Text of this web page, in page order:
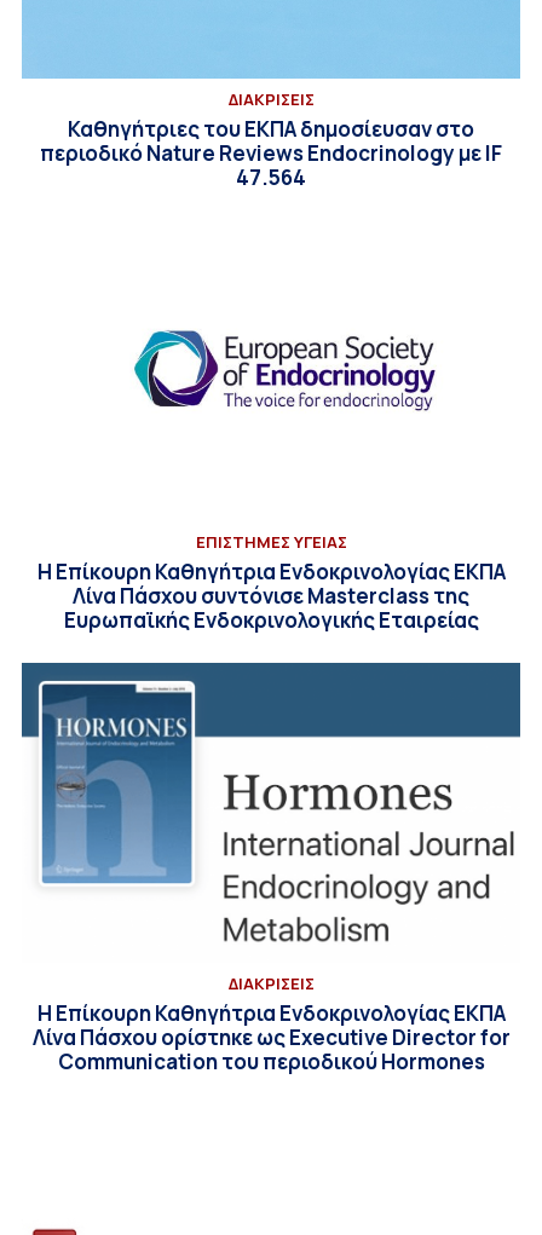
ΔΙΑΚΡΙΣΕΙΣ
Καθηγήτριες του ΕΚΠΑ δημοσίευσαν στο
περιοδικό Nature Reviews Endocrinology με IF
47.564
ΕΠΙΣΤΗΜΕΣ ΥΓΕΙΑΣ
Η Επίκουρη Καθηγήτρια Ενδοκρινολογίας ΕΚΠΑ
Λίνα Πάσχου συντόνισε Masterclass της
Ευρωπαϊκής Ενδοκρινολογικής Εταιρείας
ΔΙΑΚΡΙΣΕΙΣ
Η Επίκουρη Καθηγήτρια Ενδοκρινολογίας ΕΚΠΑ
Λίνα Πάσχου ορίστηκε ως Executive Director for
Communication του περιοδικού Hormones